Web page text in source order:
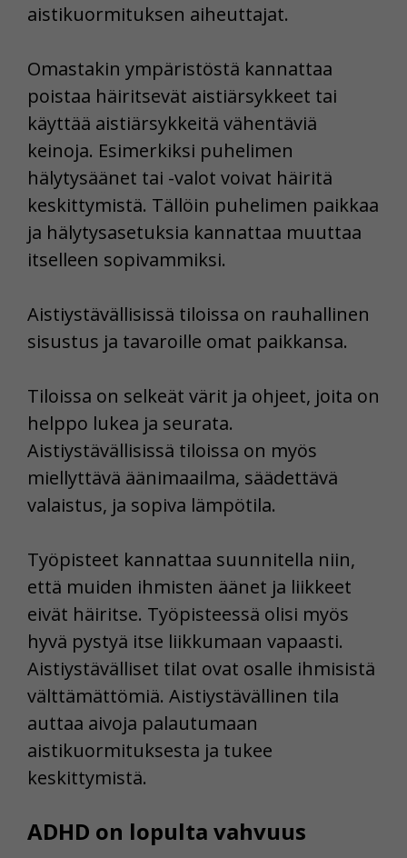
aistikuormituksen aiheuttajat.
Omastakin ympäristöstä kannattaa
poistaa häiritsevät aistiärsykkeet tai
käyttää aistiärsykkeitä vähentäviä
keinoja. Esimerkiksi puhelimen
hälytysäänet tai -valot voivat häiritä
keskittymistä. Tällöin puhelimen paikkaa
ja hälytysasetuksia kannattaa muuttaa
itselleen sopivammiksi.
Aistiystävällisissä tiloissa on rauhallinen
sisustus ja tavaroille omat paikkansa.
Tiloissa on selkeät värit ja ohjeet, joita on
helppo lukea ja seurata.
Aistiystävällisissä tiloissa on myös
miellyttävä äänimaailma, säädettävä
valaistus, ja sopiva lämpötila.
Työpisteet kannattaa suunnitella niin,
että muiden ihmisten äänet ja liikkeet
eivät häiritse. Työpisteessä olisi myös
hyvä pystyä itse liikkumaan vapaasti.
Aistiystävälliset tilat ovat osalle ihmisistä
välttämättömiä. Aistiystävällinen tila
auttaa aivoja palautumaan
aistikuormituksesta ja tukee
keskittymistä.
ADHD on lopulta vahvuus